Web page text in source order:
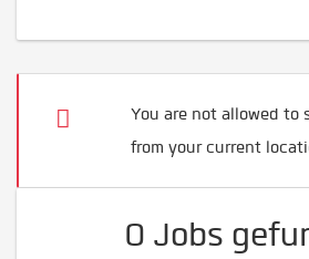
You are not allowed to
from your current
0 Jobs